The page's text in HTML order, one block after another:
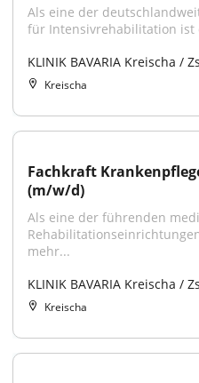
Als eine der
für Intensivrehabilitation ist
KLINIK BAVARIA Kreischa /
Kreischa
Fachkraft
(m/w/d)
Als eine der führenden
mehr...
KLINIK BAVARIA Kreischa /
Kreischa